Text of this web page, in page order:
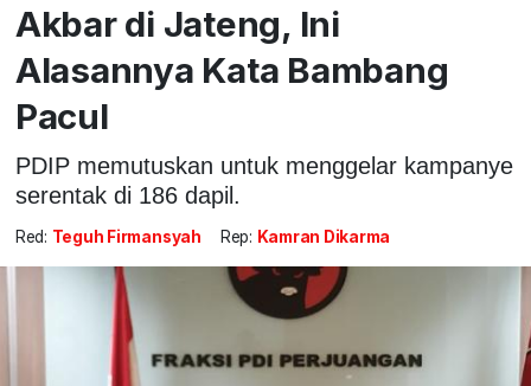
Akbar di Jateng, Ini
Alasannya Kata Bambang
Pacul
PDIP memutuskan untuk menggelar kampanye
serentak di 186 dapil.
Red: Teguh Firmansyah Rep: Kamran Dikarma